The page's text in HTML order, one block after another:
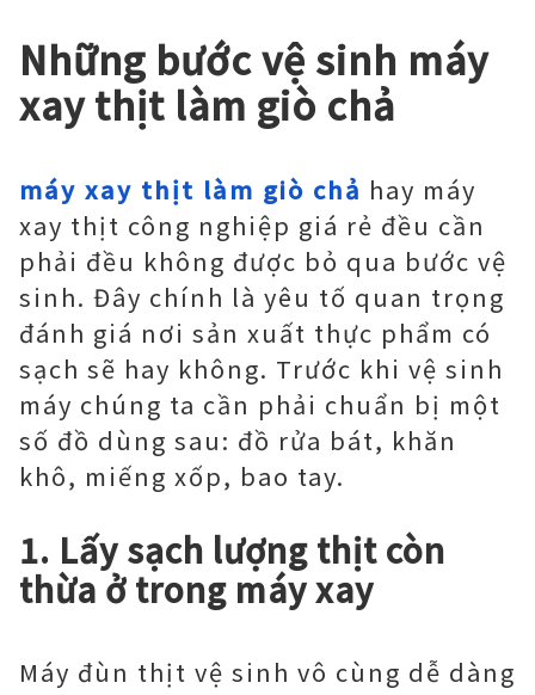
Những bước vệ sinh máy
xay thịt làm giò chả
máy xay thịt làm giò chả hay máy
xay thịt công nghiệp giá rẻ đều cần
phải đều không được bỏ qua bước vệ
sinh. Đây chính là yêu tố quan trọng
đánh giá nơi sản xuất thực phẩm có
sạch sẽ hay không. Trước khi vệ sinh
máy chúng ta cần phải chuẩn bị một
số đồ dùng sau: đồ rửa bát, khăn
khô, miếng xốp, bao tay.
1. Lấy sạch lượng thịt còn
thừa ở trong máy xay
Máy đùn thịt vệ sinh vô cùng dễ dàng